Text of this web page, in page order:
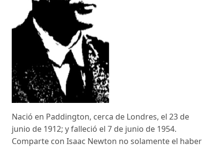
Nació en Paddington, cerca de Londres, el 23 de
junio de 1912; y falleció el 7 de junio de 1954.
Comparte con Isaac Newton no solamente el haber